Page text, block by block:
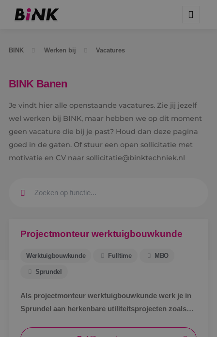
BINK Werken bij Vacatures
BINK Banen
Je vindt hier alle openstaande vacatures. Zie jij jezelf
wel werken bij BINK, maar hebben we op dit moment
geen vacature die bij je past? Houd dan deze pagina
goed in de gaten. Of stuur een open sollicitatie met
motivatie en CV naar sollicitatie@binktechniek.nl
Projectmonteur werktuigbouwkunde
Werktuigbouwkunde Fulltime MBO
Sprundel
Als projectmonteur werktuigbouwkunde werk je in
Sprundel aan herkenbare utiliteitsprojecten zoals
zichtbaar resultaat en korte lijnen.